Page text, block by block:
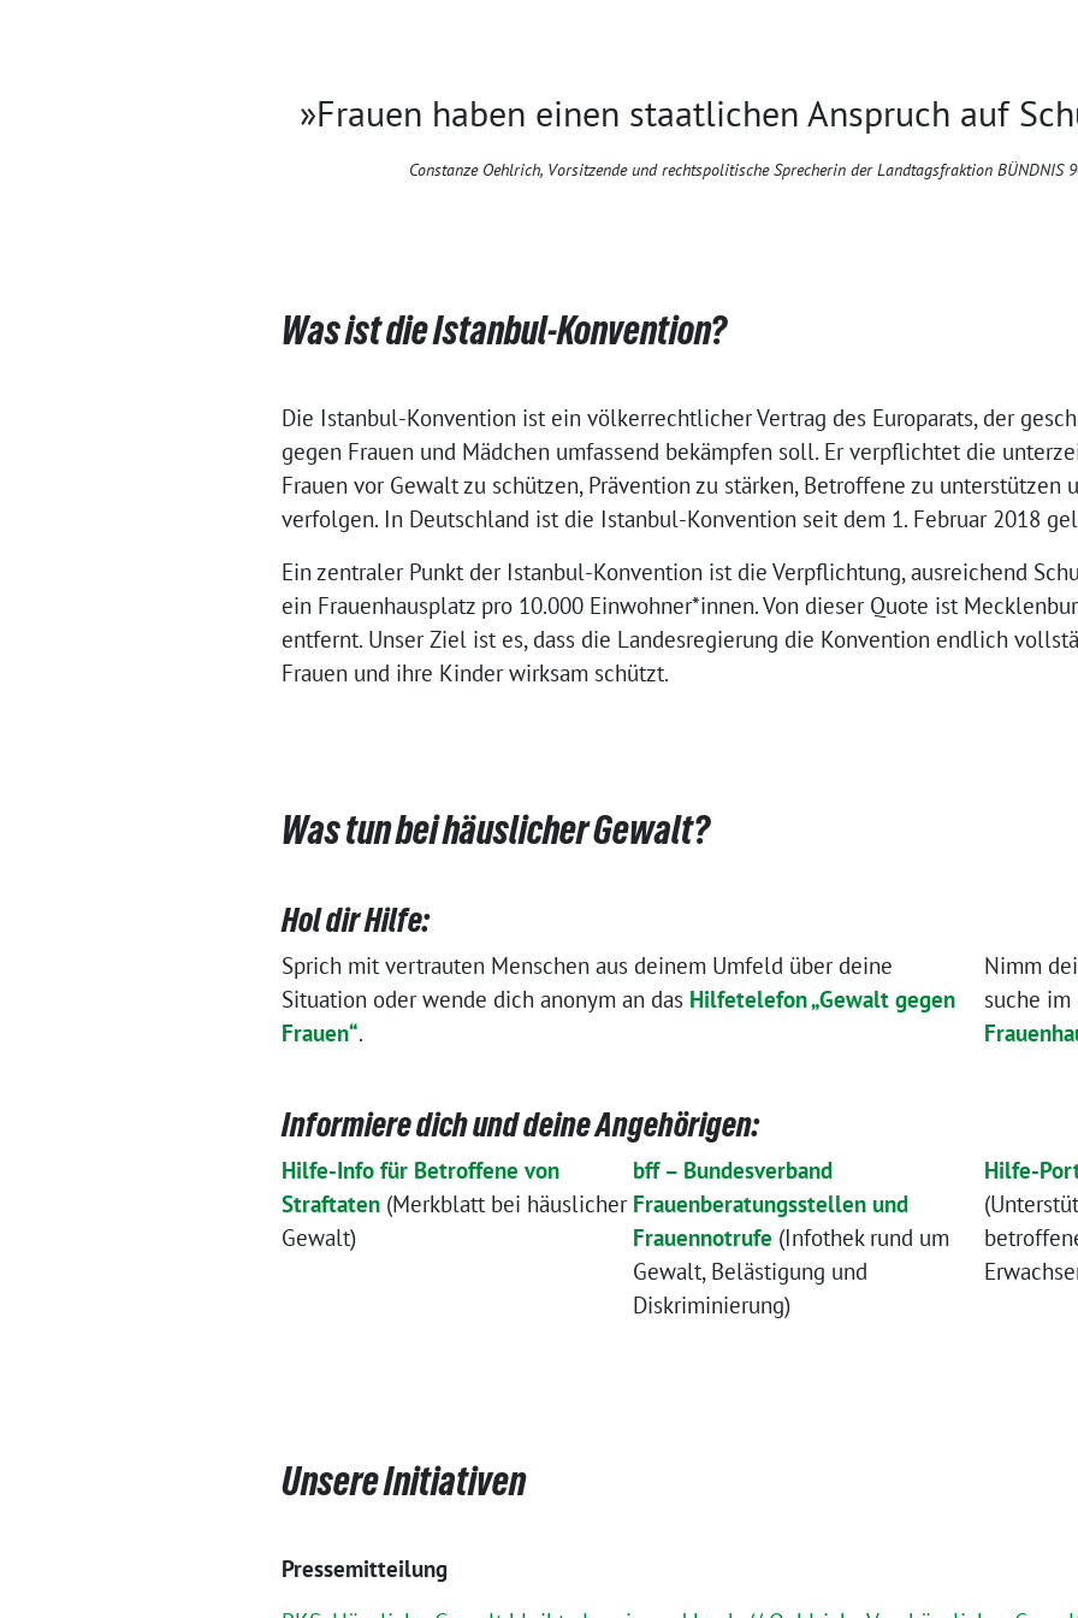
»Frauen haben einen staatlichen Anspruch auf
Constanze Oehlrich, Vorsitzende und rechtspolitische Sprecherin der Landtagsfraktion BÜNDNIS
Was ist die Istanbul-Konvention?
Die Istanbul-Konvention ist ein völkerrechtlicher Vertrag des Europarats, der
gegen Frauen und Mädchen umfassend bekämpfen soll. Er verpflichtet die
Frauen vor Gewalt zu schützen, Prävention zu stärken, Betroffene zu unterstützen
verfolgen. In Deutschland ist die Istanbul-Konvention seit dem 1. Februar 2018
Ein zentraler Punkt der Istanbul-Konvention ist die Verpflichtung, ausreichend
ein Frauenhausplatz pro 10.000 Einwohner*innen. Von dieser Quote ist
entfernt. Unser Ziel ist es, dass die Landesregierung die Konvention endlich
Frauen und ihre Kinder wirksam schützt.
Was tun bei häuslicher Gewalt?
Hol dir Hilfe:
Sprich mit vertrauten Menschen aus deinem Umfeld über deine
Situation oder wende dich anonym an das Hilfetelefon „Gewalt gegen
Frauen“.
Nimm
suche
Informiere dich und deine Angehörigen:
Hilfe-Info für Betroffene von
Straftaten (Merkblatt bei häuslicher
Gewalt)
bff – Bundesverband
Frauenberatungsstellen und
Frauennotrufe (Infothek rund um
Gewalt, Belästigung und
Diskriminierung)
Hilfe-
Unsere Initiativen
Pressemitteilung